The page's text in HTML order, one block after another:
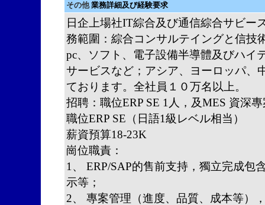
その他業務詳細及び経験要求
日企上場社IT綜合及び通信綜合サビー
務範圍：綜合コンサルテイングと信技
pc、ソフト、電子設備半導體及びハイ
サービスなど；アシア、ヨーロッパ、
ております。全社員１０万名以上。
招聘：職位ERP SE 1人，及MES 資深
職位ERP SE（日語1級レベル相当）
薪資預算18-23K
崗位職責：
1、 ERP/SAP的售前支持，獨立完成包
示等；
2、 專案管理（進度、品質、成本等）